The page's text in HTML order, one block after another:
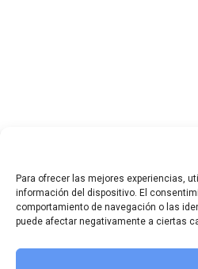
Para ofrecer las mejores experiencias,
información del dispositivo. El
comportamiento de navegación o las
puede afectar negativamente a ciertas